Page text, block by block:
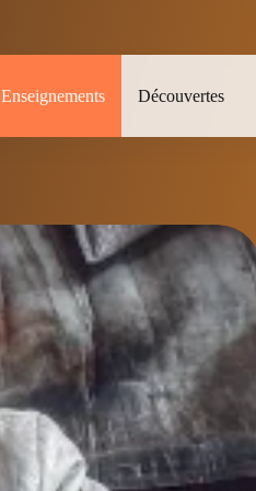
Enseignements Découvertes